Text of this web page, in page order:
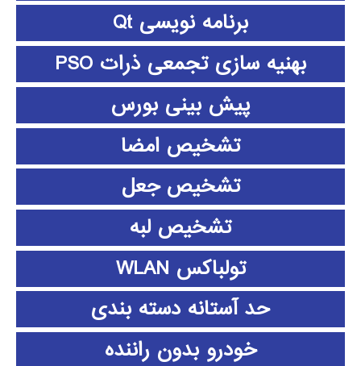
برنامه نویسی Qt
بهنیه سازی تجمعی ذرات PSO
پیش بینی بورس
تشخیص امضا
تشخیص جعل
تشخیص لبه
تولباکس WLAN
حد آستانه دسته بندی
خودرو بدون راننده